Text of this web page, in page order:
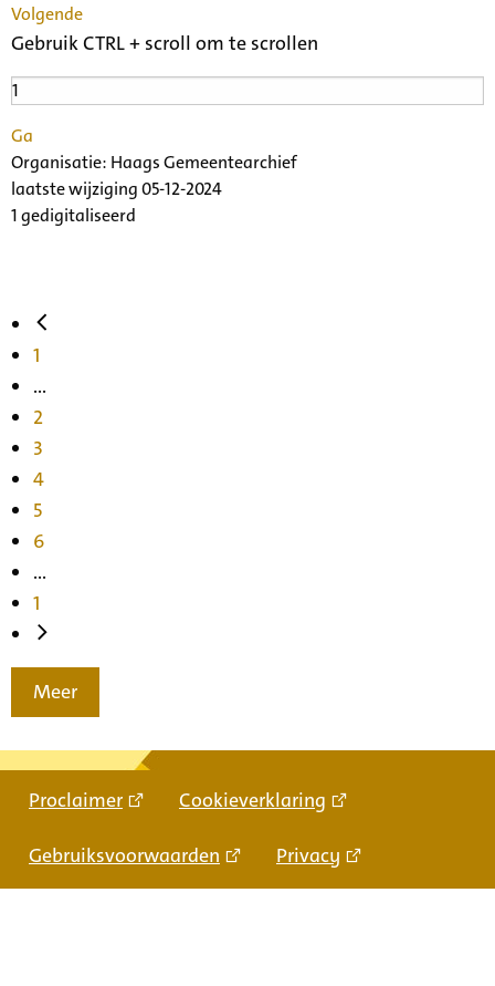
Volgende
Gebruik CTRL + scroll om te scrollen
Ga
Organisatie: Haags Gemeentearchief
laatste wijziging 05-12-2024
1 gedigitaliseerd
1
...
2
3
4
5
6
...
1
Meer
Proclaimer Cookieverklaring
Gebruiksvoorwaarden Privacy